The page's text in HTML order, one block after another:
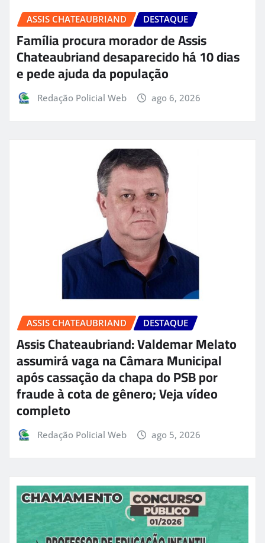
ASSIS CHATEAUBRIAND DESTAQUE
Família procura morador de Assis
Chateaubriand desaparecido há 10 dias
e pede ajuda da população
Redação Policial Web ago 6, 2026
ASSIS CHATEAUBRIAND DESTAQUE
Assis Chateaubriand: Valdemar Melato
assumirá vaga na Câmara Municipal
após cassação da chapa do PSB por
fraude à cota de gênero; Veja vídeo
completo
Redação Policial Web ago 5, 2026